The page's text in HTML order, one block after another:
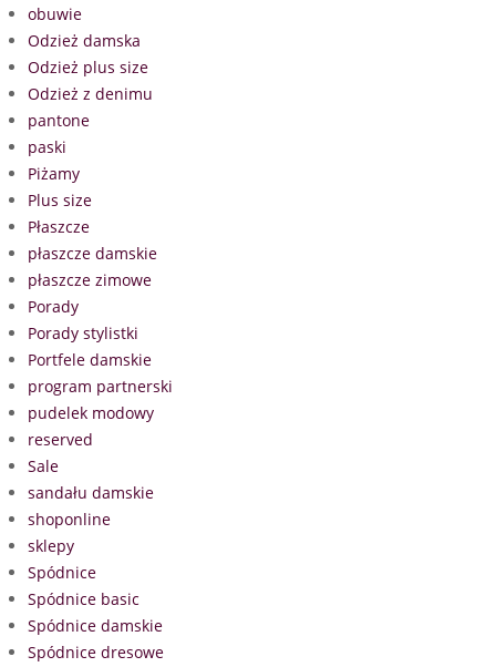
obuwie
Odzież damska
Odzież plus size
Odzież z denimu
pantone
paski
Piżamy
Plus size
Płaszcze
płaszcze damskie
płaszcze zimowe
Porady
Porady stylistki
Portfele damskie
program partnerski
pudelek modowy
reserved
Sale
sandału damskie
shoponline
sklepy
Spódnice
Spódnice basic
Spódnice damskie
Spódnice dresowe